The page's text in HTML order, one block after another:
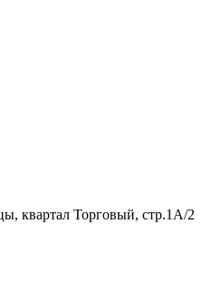
квартал Торговый, стр.1А/2